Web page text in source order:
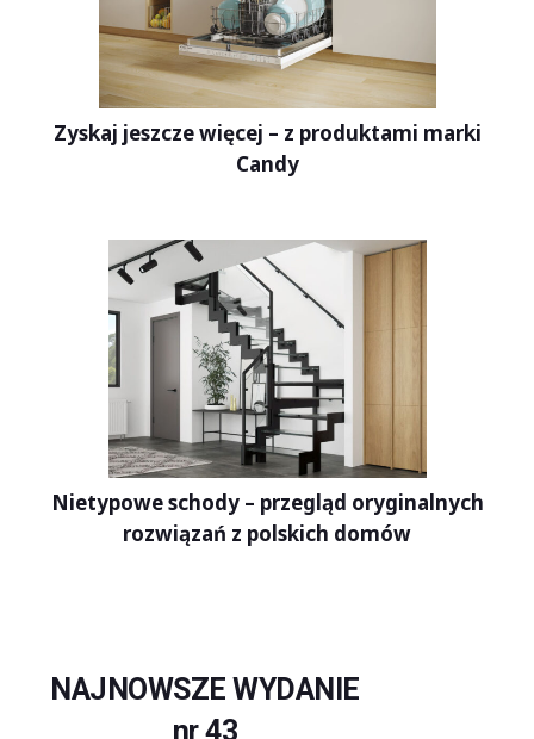
Zyskaj jeszcze więcej – z produktami marki
Candy
Nietypowe schody – przegląd oryginalnych
rozwiązań z polskich domów
NAJNOWSZE WYDANIE
nr 43